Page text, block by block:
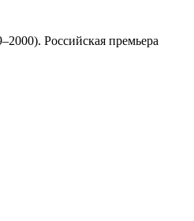
Российская премьера